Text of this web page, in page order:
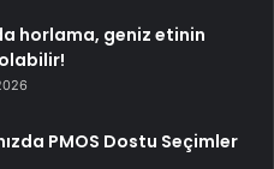
horlama, geniz etinin
PMOS Dostu Seçimler